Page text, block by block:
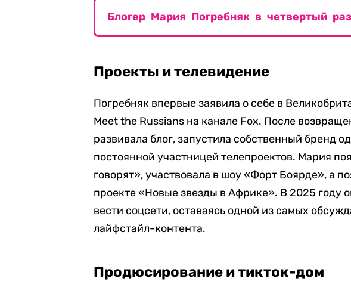
Блогер Мария Погребняк в четвертый
Проекты и телевидение
Погребняк впервые заявила о себе в
Meet the Russians на канале Fox. После
развивала блог, запустила собственный бренд
постоянной участницей телепроектов. Мария
говорят», участвовала в шоу «Форт Боярде», а
проекте «Новые звезды в Африке». В 2025 году
вести соцсети, оставаясь одной из самых
лайфстайл-контента.
Продюсирование и тикток-дом